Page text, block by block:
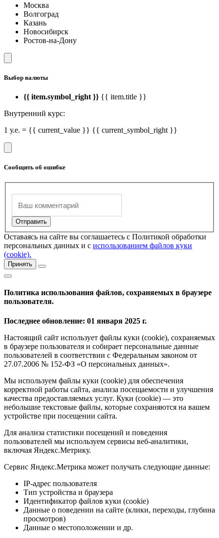
Москва
Волгоград
Казань
Новосибирск
Ростов-на-Дону
Выбор валюты
{{ item.symbol_right }} {{ item.title }}
Внутренний курс:
1 у.е. = {{ current_value }} {{ current_symbol_right }}
Сообщить об ошибке
Оставаясь на сайте вы соглашаетесь с Политикой обработки
персональных данных и с использованием файлов куки
(cookie).
Принять
Политика использования файлов, сохраняемых в браузере
пользователя.
Последнее обновление: 01 января 2025 г.
Настоящий сайт использует файлы куки (cookie), сохраняемых
в браузере пользователя и собирает персональные данные
пользователей в соответствии с Федеральным законом от
27.07.2006 № 152-ФЗ «О персональных данных».
Мы используем файлы куки (cookie) для обеспечения
корректной работы сайта, анализа посещаемости и улучшения
качества предоставляемых услуг. Куки (cookie) — это
небольшие текстовые файлы, которые сохраняются на вашем
устройстве при посещении сайта.
Для анализа статистики посещений и поведения
пользователей мы используем сервисы веб-аналитики,
включая Яндекс.Метрику.
Сервис Яндекс.Метрика может получать следующие данные:
IP-адрес пользователя
Тип устройства и браузера
Идентификатор файлов куки (cookie)
Данные о поведении на сайте (клики, переходы, глубина
просмотров)
Данные о местоположении и др.